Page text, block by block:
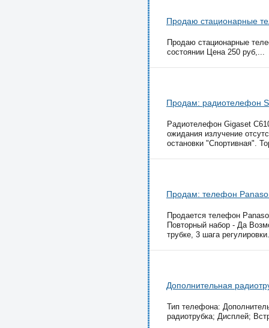
Продаю стационарные
Продаю стационарные
состоянии Цена 250 руб,...
Продам: радиотелефон
Радиотелефон Gigaset
ожидания излучение
остановки "Спортивная".
Продам: телефон
Продается телефон
Повторный набор - Да
трубке, 3 шага
Дополнительная
Тип телефона:
радиотрубка; Дисплей;